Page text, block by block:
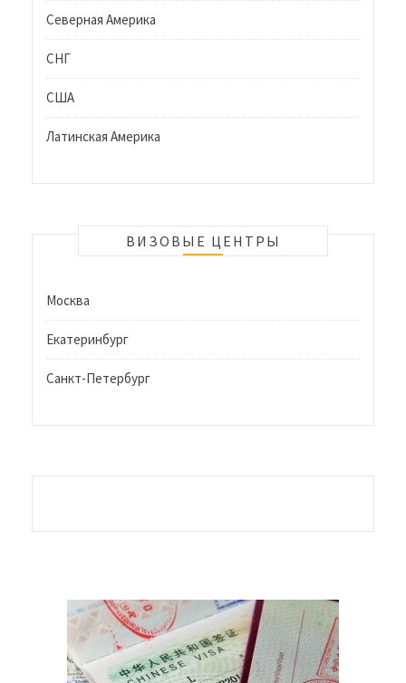
Северная Америка
СНГ
США
Латинская Америка
ВИЗОВЫЕ ЦЕНТРЫ
Москва
Екатеринбург
Санкт-Петербург